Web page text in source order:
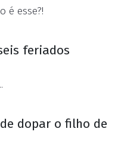
é esse?!
feriados
dopar o filho de